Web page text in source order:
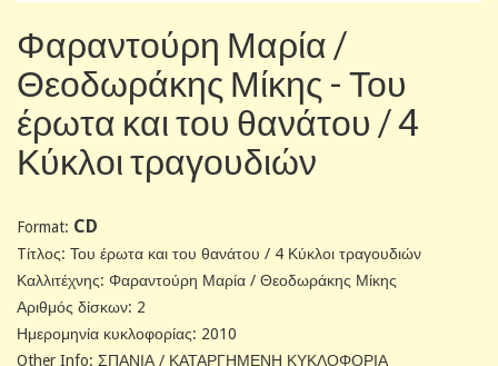
Φαραντούρη Μαρία /
Θεοδωράκης Μίκης - Του
έρωτα και του θανάτου / 4
Κύκλοι τραγουδιών
Format: CD
Tίτλος: Του έρωτα και του θανάτου / 4 Κύκλοι τραγουδιών
Καλλιτέχνης: Φαραντούρη Μαρία / Θεοδωράκης Μίκης
Αριθμός δίσκων: 2
Ημερομηνία κυκλοφορίας: 2010
Other Info: ΣΠΑΝΙΑ / ΚΑΤΑΡΓΗΜΕΝΗ ΚΥΚΛΟΦΟΡΙΑ